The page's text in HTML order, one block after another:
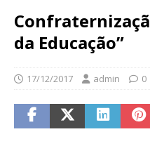
da Educação”
17/12/2017 admin 0